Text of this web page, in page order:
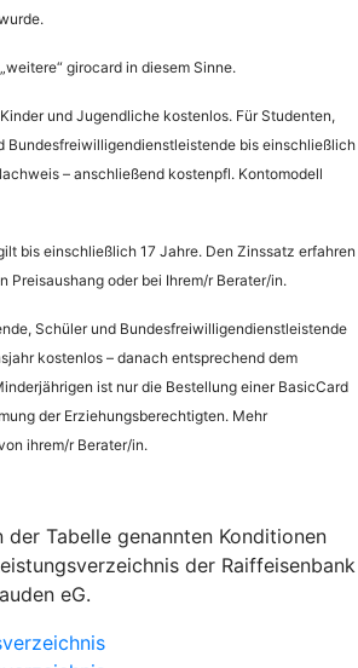
girocard in diesem Sinne.
und Jugendliche kostenlos. Für Studenten,
Bundesfreiwilligendienstleistende bis einschließlich
– anschließend kostenpfl. Kontomodell
bis einschließlich 17 Jahre. Den Zinssatz erfahren
Preisaushang oder bei Ihrem/r Berater/in.
Schüler und Bundesfreiwilligendienstleistende
kostenlos – danach entsprechend dem
ist nur die Bestellung einer BasicCard
der Erziehungsberechtigten. Mehr
ihrem/r Berater/in.
der Tabelle genannten Konditionen
der Raiffeisenbank
eG.